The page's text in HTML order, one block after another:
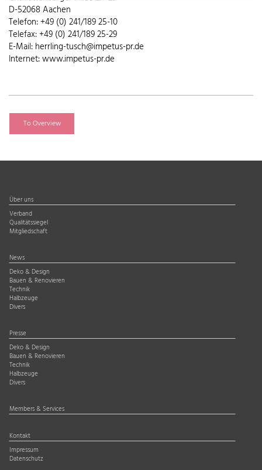
D-52068 Aachen
Telefon: +49 (0) 241/189 25-10
Telefax: +49 (0) 241/189 25-29
E-Mail: herrling-tusch@impetus-pr.de
Internet: www.impetus-pr.de
To Overview
Über uns
Verband
Qualitätssiegel
Mitgliedschaft
News
Deko & Design
Bauen & Renovieren
Technik
Halbzeuge
Divers
Presse
Deko & Design
Bauen & Renovieren
Technik
Halbzeuge
Divers
Members & Services
Kontakt
Impressum
Datenschutz